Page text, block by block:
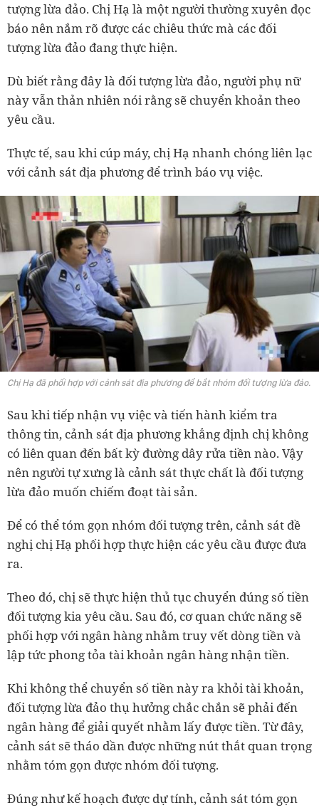
tượng lừa đảo. Chị Hạ là một người thường xuyên đọc
báo nên nắm rõ được các chiêu thức mà các đối
tượng lừa đảo đang thực hiện.
Dù biết rằng đây là đối tượng lừa đảo, người phụ nữ
này vẫn thản nhiên nói rằng sẽ chuyển khoản theo
yêu cầu.
Thực tế, sau khi cúp máy, chị Hạ nhanh chóng liên lạc
với cảnh sát địa phương để trình báo vụ việc.
Chị Hạ đã phối hợp với cảnh sát địa phương để bắt nhóm đối tượng lừa đảo.
Sau khi tiếp nhận vụ việc và tiến hành kiểm tra
thông tin, cảnh sát địa phương khẳng định chị không
có liên quan đến bất kỳ đường dây rửa tiền nào. Vậy
nên người tự xưng là cảnh sát thực chất là đối tượng
lừa đảo muốn chiếm đoạt tài sản.
Để có thể tóm gọn nhóm đối tượng trên, cảnh sát đề
nghị chị Hạ phối hợp thực hiện các yêu cầu được đưa
ra.
Theo đó, chị sẽ thực hiện thủ tục chuyển đúng số tiền
đối tượng kia yêu cầu. Sau đó, cơ quan chức năng sẽ
phối hợp với ngân hàng nhằm truy vết dòng tiền và
lập tức phong tỏa tài khoản ngân hàng nhận tiền.
Khi không thể chuyển số tiền này ra khỏi tài khoản,
đối tượng lừa đảo thụ hưởng chắc chắn sẽ phải đến
ngân hàng để giải quyết nhằm lấy được tiền. Từ đây,
cảnh sát sẽ tháo dần được những nút thắt quan trọng
nhằm tóm gọn được nhóm đối tượng.
Đúng như kế hoạch được dự tính, cảnh sát tóm gọn